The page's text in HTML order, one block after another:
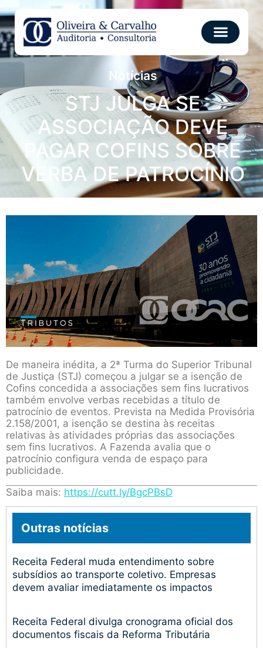
Notícias
STJ JULGA SE
ASSOCIAÇÃO DEVE
PAGAR COFINS SOBRE
VERBA DE PATROCÍNIO
De maneira inédita, a 2ª Turma do Superior Tribunal
de Justiça (STJ) começou a julgar se a isenção de
Cofins concedida a associações sem fins lucrativos
também envolve verbas recebidas a título de
patrocínio de eventos. Prevista na Medida Provisória
2.158/2001, a isenção se destina às receitas
relativas às atividades próprias das associações
sem fins lucrativos. A Fazenda avalia que o
patrocínio configura venda de espaço para
publicidade.
Saiba mais: https://cutt.ly/BgcPBsD
Outras notícias
Receita Federal muda entendimento sobre
subsídios ao transporte coletivo. Empresas
devem avaliar imediatamente os impactos
Receita Federal divulga cronograma oficial dos
documentos fiscais da Reforma Tributária